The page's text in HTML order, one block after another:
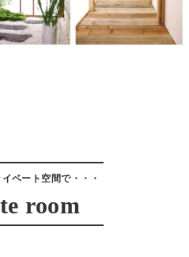
ベート空間で・・・
room